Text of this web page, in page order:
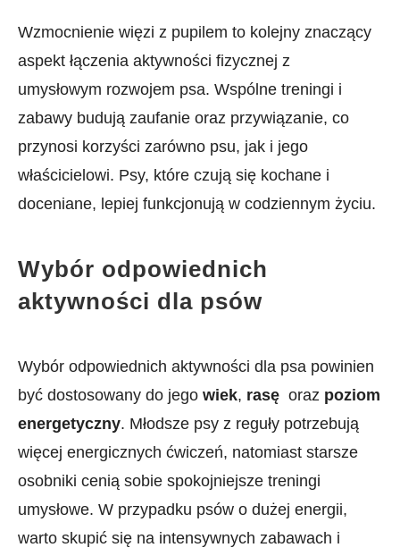
Wzmocnienie więzi ‍z pupilem ⁢to kolejny⁢ znaczący
‍aspekt łączenia aktywności⁢ fizycznej z
umysłowym rozwojem psa. Wspólne treningi ⁣i
zabawy budują ⁢zaufanie oraz ⁤przywiązanie, co
przynosi korzyści zarówno‍ psu, jak​ i ​jego
właścicielowi. Psy, które ‍czują się⁤ kochane i
doceniane, lepiej funkcjonują‌ w codziennym życiu.
Wybór odpowiednich
aktywności dla ​psów
Wybór odpowiednich ‍aktywności dla psa powinien
być dostosowany ‌do⁤ jego wiek,‌ rasę ‍ oraz poziom
energetyczny. ⁢Młodsze psy⁣ z ‌reguły potrzebują
więcej energicznych ćwiczeń, ‍natomiast starsze
osobniki cenią sobie spokojniejsze ​treningi
umysłowe. W przypadku psów o dużej energii,
warto​ skupić się na intensywnych zabawach i